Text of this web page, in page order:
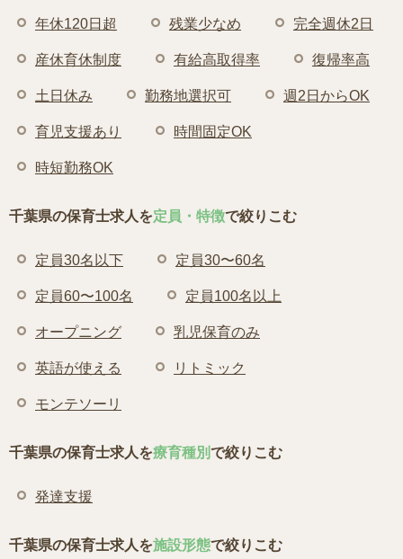
年休120日超 残業少なめ 完全週休2日
産休育休制度 有給高取得率 復帰率高
土日休み 勤務地選択可 週2日からOK
育児支援あり 時間固定OK
時短勤務OK
千葉県の保育士求人を定員・特徴で絞りこむ
定員30名以下 定員30〜60名
定員60〜100名 定員100名以上
オープニング 乳児保育のみ
英語が使える リトミック
モンテソーリ
千葉県の保育士求人を療育種別で絞りこむ
発達支援
千葉県の保育士求人を施設形態で絞りこむ